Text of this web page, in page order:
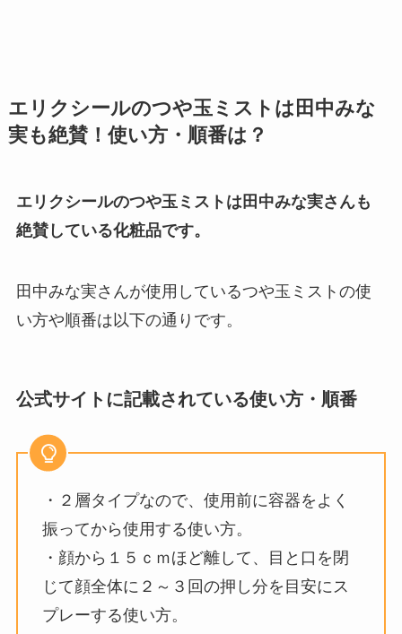
エリクシールのつや玉ミストは田中みな
実も絶賛！使い方・順番は？
エリクシールのつや玉ミストは田中みな実さんも
絶賛している化粧品です。
田中みな実さんが使用しているつや玉ミストの使
い方や順番は以下の通りです。
公式サイトに記載されている使い方・順番
・２層タイプなので、使用前に容器をよく
振ってから使用する使い方。
・顔から１５ｃｍほど離して、目と口を閉
じて顔全体に２～３回の押し分を目安にス
プレーする使い方。